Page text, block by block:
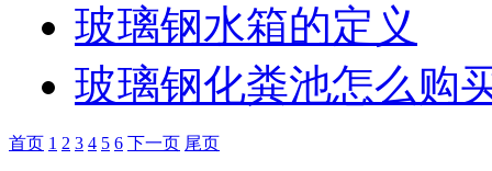
玻璃钢水箱的定义
玻璃钢化粪池怎么购
首页 1 2 3 4 5 6 下一页 尾页